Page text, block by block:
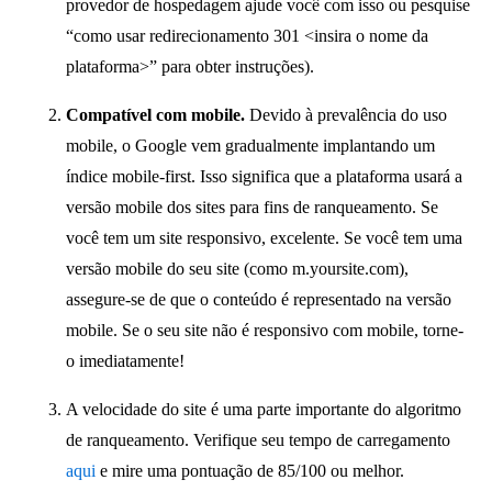
provedor de hospedagem ajude você com isso ou pesquise
“como usar redirecionamento 301 <insira o nome da
plataforma>” para obter instruções).
Compatível com mobile. Devido à prevalência do uso
mobile, o Google vem gradualmente implantando um
índice mobile-first. Isso significa que a plataforma usará a
versão mobile dos sites para fins de ranqueamento. Se
você tem um site responsivo, excelente. Se você tem uma
versão mobile do seu site (como m.yoursite.com),
assegure-se de que o conteúdo é representado na versão
mobile. Se o seu site não é responsivo com mobile, torne-
o imediatamente!
A velocidade do site é uma parte importante do algoritmo
de ranqueamento. Verifique seu tempo de carregamento
aqui e mire uma pontuação de 85/100 ou melhor.